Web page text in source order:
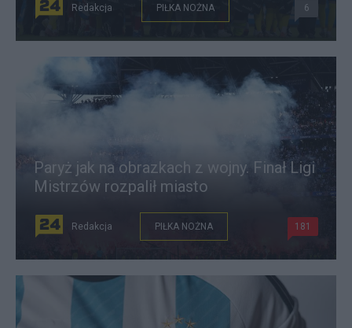
Redakcja PIŁKA NOŻNA 6
Paryż jak na obrazkach z wojny. Finał Ligi
Mistrzów rozpalił miasto
Redakcja PIŁKA NOŻNA 181